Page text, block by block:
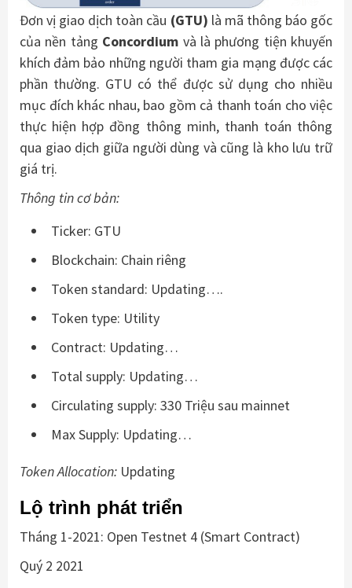
Đơn vị giao dịch toàn cầu (GTU) là mã thông báo gốc
của nền tảng Concordium và là phương tiện khuyến
khích đảm bảo những người tham gia mạng được các
phần thường. GTU có thể được sử dụng cho nhiều
mục đích khác nhau, bao gồm cả thanh toán cho việc
thực hiện hợp đồng thông minh, thanh toán thông
qua giao dịch giữa người dùng và cũng là kho lưu trữ
giá trị.
Thông tin cơ bản:
Ticker: GTU
Blockchain: Chain riêng
Token standard: Updating….
Token type: Utility
Contract: Updating…
Total supply: Updating…
Circulating supply: 330 Triệu sau mainnet
Max Supply: Updating…
Token Allocation: Updating
Lộ trình phát triển
Tháng 1-2021: Open Testnet 4 (Smart Contract)
Quý 2 2021